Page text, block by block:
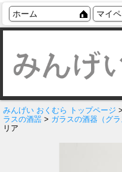
ホーム マイ
みんげい おくむら トップページ >
ラスの酒噐 > ガラスの酒器（グラ
リア